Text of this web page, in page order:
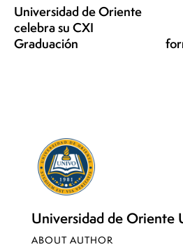
Universidad de Oriente
celebra su CXI
Graduación
Universidad de Oriente
ABOUT AUTHOR